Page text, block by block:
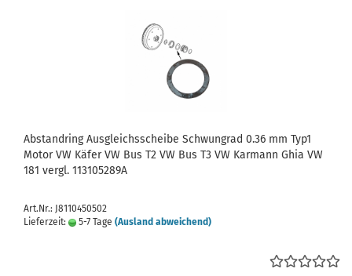
Abstandring Ausgleichsscheibe Schwungrad 0.36 mm Typ1
Motor VW Käfer VW Bus T2 VW Bus T3 VW Karmann Ghia VW
181 vergl. 113105289A
Art.Nr.: J8110450502
Lieferzeit:
5-7 Tage (Ausland abweichend)